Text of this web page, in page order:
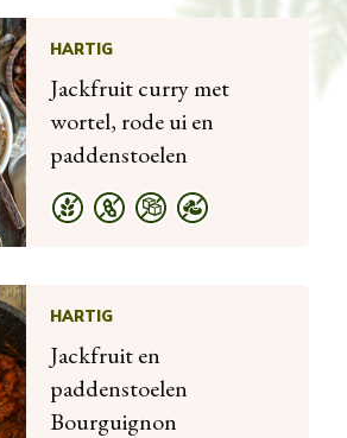
HARTIG
Jackfruit curry met
wortel, rode ui en
paddenstoelen
HARTIG
Jackfruit en
paddenstoelen
Bourguignon